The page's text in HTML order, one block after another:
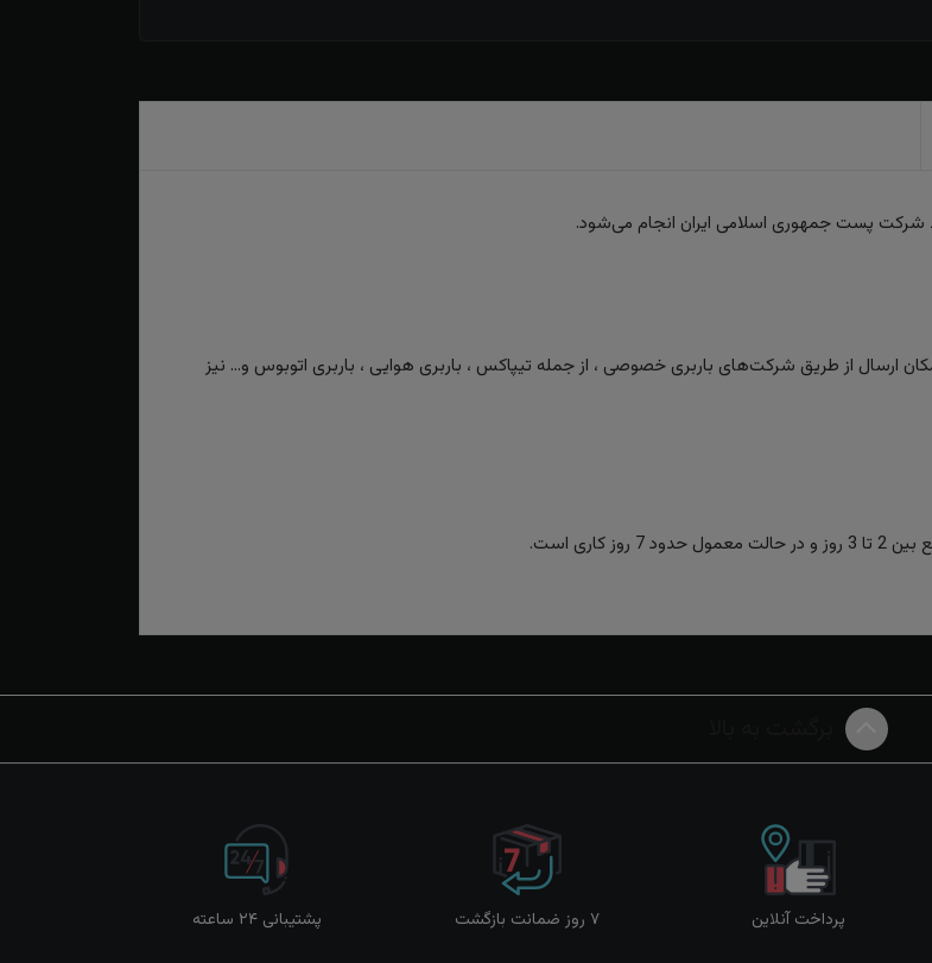
شرکت پست جمهوری اسلامی ایران انجام می‌شود.
ارسال از طریق شرکت‌های باربری خصوصی ، از جمله تیپاکس ، باربری هوایی ، باربری اتوبوس و... نیز
است.
پرداخت آنلاین ۷ روز ضمانت بازگشت پشتیبانی ۲۴ ساعته